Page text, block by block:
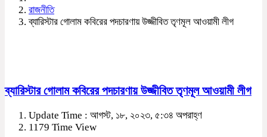
রাজনীতি
ব্যারিস্টার গোলাম কবিরের পদচারণায় উজ্জীবিত তৃণমূল আওয়ামী লীগ
ব্যারিস্টার গোলাম কবিরের পদচারণায় উজ্জীবিত তৃণমূল আওয়ামী লীগ
Update Time : আগস্ট, ১৮, ২০২৩, ৫:৩৪ অপরাহ্ণ
1179 Time View